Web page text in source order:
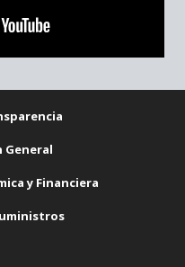
y Financiera